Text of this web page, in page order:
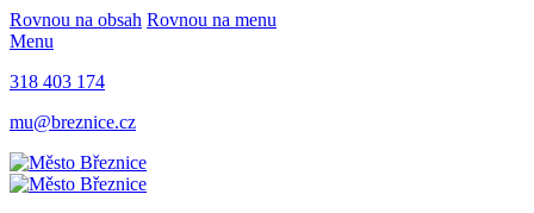
Rovnou na obsah Rovnou na menu
Menu
318 403 174
mu@breznice.cz